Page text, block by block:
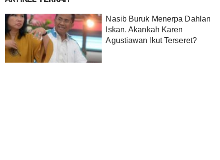
Nasib Buruk Menerpa Dahlan
Iskan, Akankah Karen
Agustiawan Ikut Terseret?